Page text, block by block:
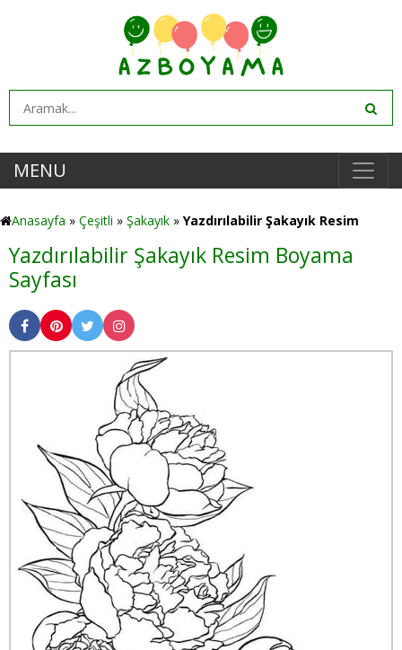
MENU
Anasayfa » Çeşitli » Şakayık » Yazdırılabilir Şakayık Resim
Yazdırılabilir Şakayık Resim Boyama
Sayfası